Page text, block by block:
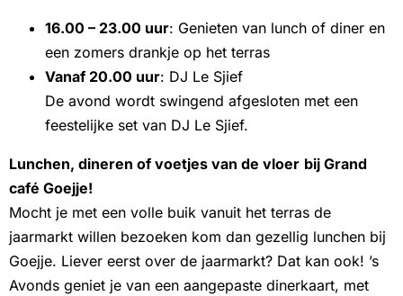
16.00 – 23.00 uur: Genieten van lunch of diner en
een zomers drankje op het terras
Vanaf 20.00 uur: DJ Le Sjief
De avond wordt swingend afgesloten met een
feestelijke set van DJ Le Sjief.
Lunchen, dineren of voetjes van de vloer bij Grand
café Goejje!
Mocht je met een volle buik vanuit het terras de
jaarmarkt willen bezoeken kom dan gezellig lunchen bij
Goejje. Liever eerst over de jaarmarkt? Dat kan ook! ’s
Avonds geniet je van een aangepaste dinerkaart, met